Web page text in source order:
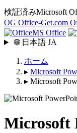
検証済みMicrosoft
OG Office-Get.com
MS Office
🌐 日本語 JA
ホーム
▸ Microsoft
▸ Microsoft
Microsoft